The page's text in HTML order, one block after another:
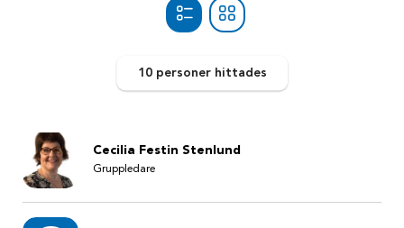
10 personerhittades
Cecilia Festin Stenlund
Gruppledare